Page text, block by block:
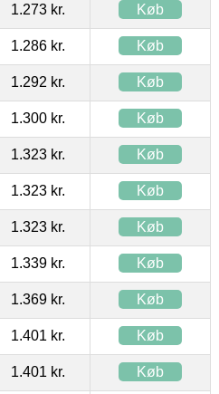
1.273 kr. Køb
1.286 kr. Køb
1.292 kr. Køb
1.300 kr. Køb
1.323 kr. Køb
1.323 kr. Køb
1.323 kr. Køb
1.339 kr. Køb
1.369 kr. Køb
1.401 kr. Køb
1.401 kr. Køb